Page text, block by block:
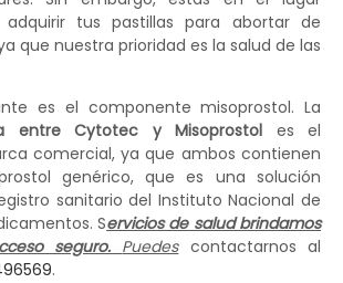
tus pastillas para abortar de
que nuestra prioridad es la salud de las
es el componente misoprostol. La
entre Cytotec y Misoprostol es el
comercial, ya que ambos contienen
genérico, que es una solución
sanitario del Instituto Nacional de
Servicios de salud brindamos
seguro. Puedescontactarnos al
.